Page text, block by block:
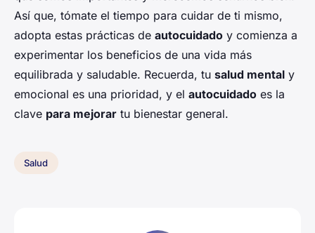
Así que, tómate el tiempo para cuidar de ti mismo,
adopta estas prácticas de autocuidado y comienza a
experimentar los beneficios de una vida más
equilibrada y saludable. Recuerda, tu salud mental y
emocional es una prioridad, y el autocuidado es la
clave para mejorar tu bienestar general.
Salud